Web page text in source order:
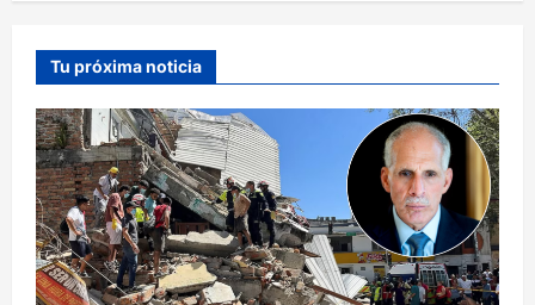
Tu próxima noticia